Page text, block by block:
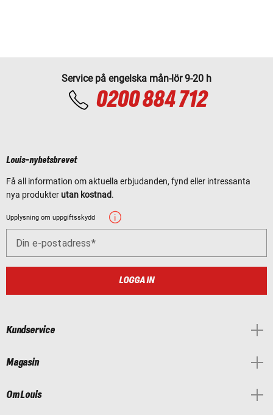
Service på engelska mån-lör 9-20 h
0200 884 712
Louis-nyhetsbrevet
Få all information om aktuella erbjudanden, fynd eller intressanta
nya produkter utan kostnad.
Upplysning om uppgiftsskydd
Din e-postadress
LOGGA IN
Kundservice
Magasin
Om Louis